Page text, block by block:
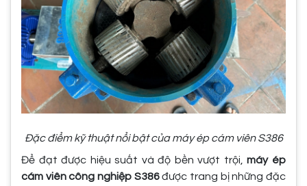
Đặc điểm kỹ thuật nổi bật của máy ép cám viên S386
Để đạt được hiệu suất và độ bền vượt trội,máy ép
cám viên công nghiệp S386được trang bị những đặc